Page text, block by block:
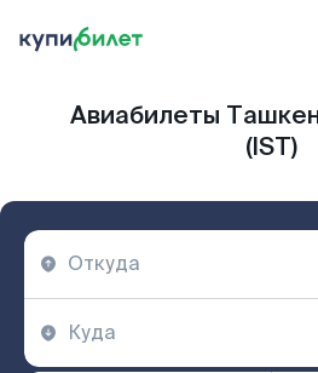
Авиабилеты
(IST)